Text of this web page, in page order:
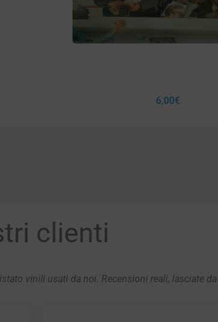
6,00€
clienti
vinili usati da noi. Recensioni reali, lasciate